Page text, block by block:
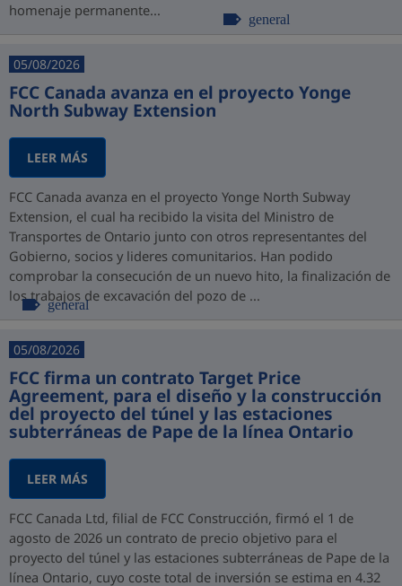
homenaje permanente...
general
05/08/2026
FCC Canada avanza en el proyecto Yonge
North Subway Extension
LEER MÁS
FCC Canada avanza en el proyecto Yonge North Subway
Extension, el cual ha recibido la visita del Ministro de
Transportes de Ontario junto con otros representantes del
Gobierno, socios y lideres comunitarios. Han podido
comprobar la consecución de un nuevo hito, la finalización de
los trabajos de excavación del pozo de ...
general
05/08/2026
FCC firma un contrato Target Price
Agreement, para el diseño y la construcción
del proyecto del túnel y las estaciones
subterráneas de Pape de la línea Ontario
LEER MÁS
FCC Canada Ltd, filial de FCC Construcción, firmó el 1 de
agosto de 2026 un contrato de precio objetivo para el
proyecto del túnel y las estaciones subterráneas de Pape de la
línea Ontario, cuyo coste total de inversión se estima en 4.32